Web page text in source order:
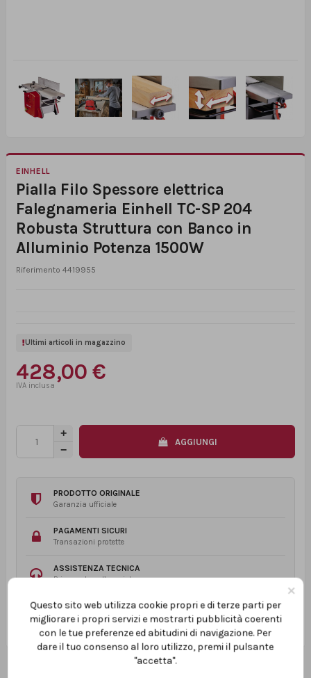
EINHELL
Pialla Filo Spessore elettrica
Falegnameria Einhell TC-SP 204
Robusta Struttura con Banco in
Alluminio Potenza 1500W
Riferimento 4419955
Ultimi articoli in magazzino
428,00 €
AGGIUNGI
PRODOTTO ORIGINALE
Garanzia ufficiale
PAGAMENTI SICURI
Transazioni protette
ASSISTENZA TECNICA
Prima e dopo l’acquisto ×
Questo sito web utilizza cookie propri e di terze parti per
migliorare i propri servizi e mostrarti pubblicità coerenti
con le tue preferenze ed abitudini di navigazione. Per
dare il tuo consenso al loro utilizzo, premi il pulsante
"accetta".